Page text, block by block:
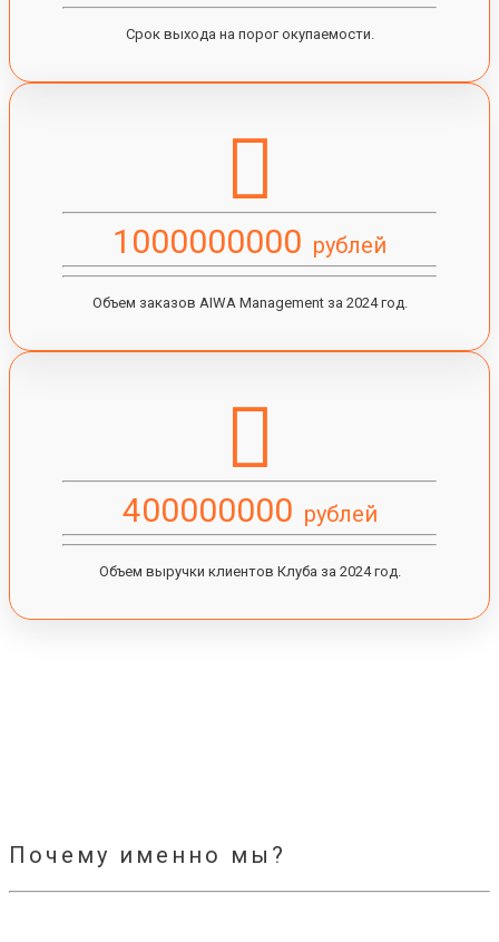
Срок выхода на порог окупаемости.
1000000000 рублей
Объем заказов AIWA Management за 2024 год.
400000000 рублей
Объем выручки клиентов Клуба за 2024 год.
Почему именно мы?